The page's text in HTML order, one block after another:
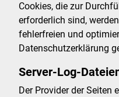
Cookies, die zur
erforderlich sind,
fehlerfreien und
Datenschutzerklärung
Server-Log-
Der Provider der